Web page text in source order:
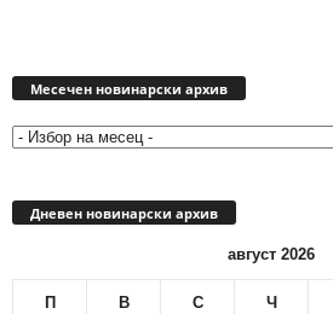
Месечен новинарски архив
Дневен новинарски архив
август 2026
П В С Ч